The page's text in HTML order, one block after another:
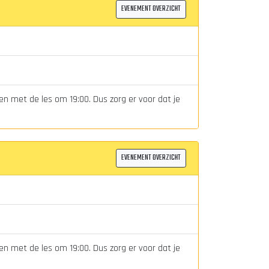
EVENEMENT OVERZICHT
met de les om 19:00. Dus zorg er voor dat je
EVENEMENT OVERZICHT
met de les om 19:00. Dus zorg er voor dat je